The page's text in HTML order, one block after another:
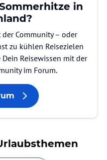
in
Community – oder
zu kühlen Reisezielen
Reisewissen mit der
im Forum.